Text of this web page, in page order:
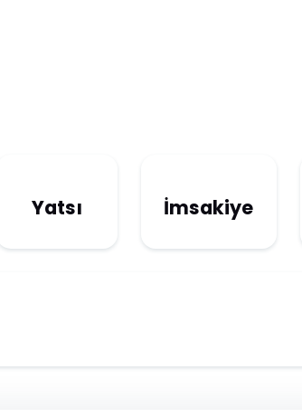
Yatsı İmsakiye